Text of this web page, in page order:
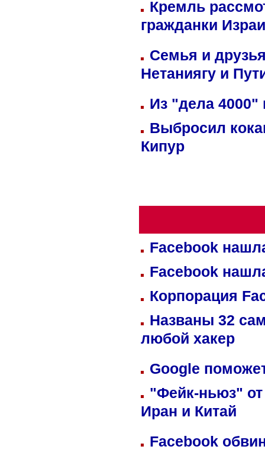
Кремль
гражданки
Семья и
Нетаниягу и
Из "дела 4000"
Выбросил
Кипур
Facebook
Facebook
Корпорация
Названы 32
любой хакер
Google
"Фейк-ньюз" от
Иран и Китай
Facebook